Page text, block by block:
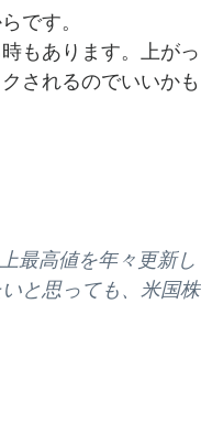
です。
もあります。上がっ
されるのでいいかも
最高値を年々更新し
と思っても、米国株